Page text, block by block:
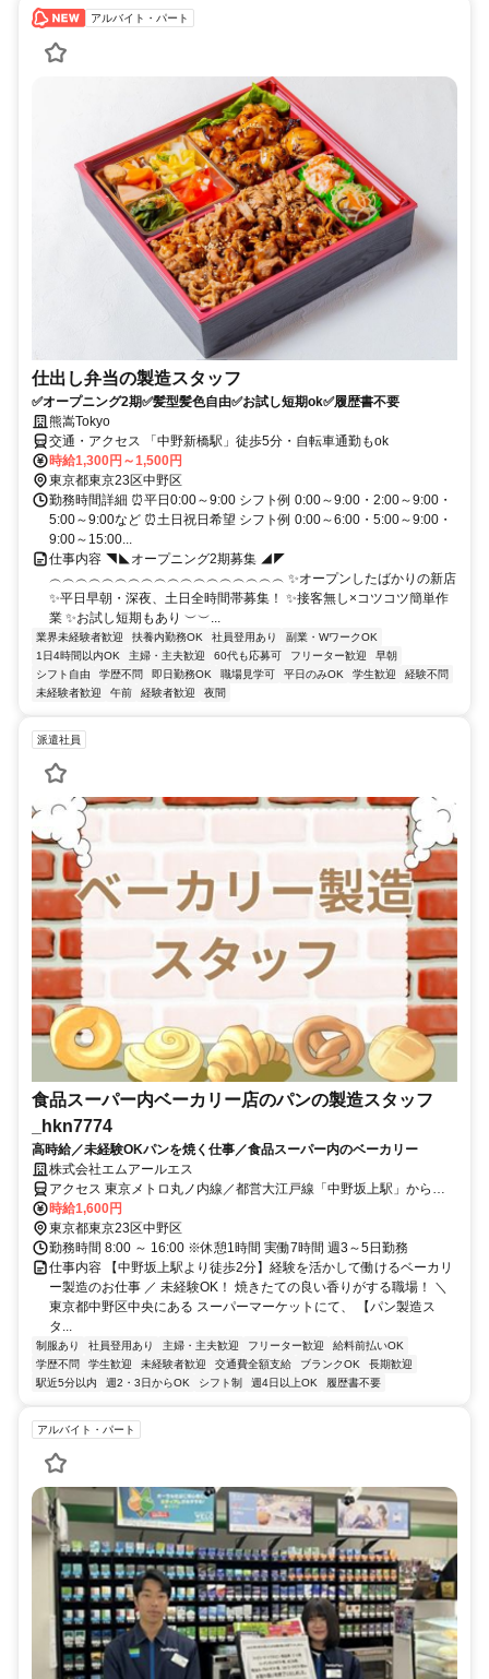
アルバイト・パート
仕出し弁当の製造スタッフ
✅オープニング2期✅髪型髪色自由✅お試し短期ok✅履歴書不要
熊嵩Tokyo
交通・アクセス 「中野新橋駅」徒歩5分・自転車通勤もok
時給1,300円～1,500円
東京都東京23区中野区
勤務時間詳細 ⏰平日0:00～9:00 シフト例 0:00～9:00・2:00～9:00・
5:00～9:00など ⏰土日祝日希望 シフト例 0:00～6:00・5:00～9:00・
9:00～15:00...
仕事内容 ◥◣オープニング2期募集 ◢◤
︵︵︵︵︵︵︵︵︵︵︵︵︵︵︵︵︵︵ ✨オープンしたばかりの新店
✨平日早朝・深夜、土日全時間帯募集！ ✨接客無し×コツコツ簡単作
業 ✨お試し短期もあり ︶︶...
業界未経験者歓迎 扶養内勤務OK 社員登用あり
副業・WワークOK
1日4時間以内OK
主婦・主夫歓迎 60代も応募可 フリーター歓迎
早朝
シフト自由
学歴不問 即日勤務OK 職場見学可 平日のみOK 学生歓迎
経験不問
未経験者歓迎
午前 経験者歓迎 夜間
派遣社員
食品スーパー内ベーカリー店のパンの製造スタッフ
_hkn7774
高時給／未経験OKパンを焼く仕事／食品スーパー内のベーカリー
株式会社エムアールエス
アクセス 東京メトロ丸ノ内線／都営大江戸線「中野坂上駅」から徒
歩2分
時給1,600円
東京都東京23区中野区
勤務時間 8:00 ～ 16:00 ※休憩1時間 実働7時間 週3～5日勤務
仕事内容 【中野坂上駅より徒歩2分】経験を活かして働けるベーカリ
ー製造のお仕事 ／ 未経験OK！ 焼きたての良い香りがする職場！ ＼
東京都中野区中央にある スーパーマーケットにて、 【パン製造ス
タ...
制服あり 社員登用あり 主婦・主夫歓迎 フリーター歓迎
給料前払いOK
学歴不問
学生歓迎 未経験者歓迎 交通費全額支給 ブランクOK
長期歓迎
駅近5分以内
週2・3日からOK シフト制 週4日以上OK 履歴書不要
アルバイト・パート